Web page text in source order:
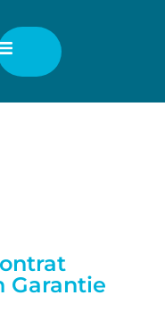
Garantie